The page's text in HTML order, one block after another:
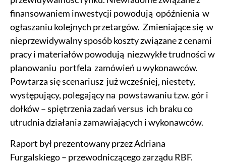
finansowaniem inwestycji powodują opóźnienia w
ogłaszaniu kolejnych przetargów. Zmieniające się w
nieprzewidywalny sposób koszty związane z cenami
pracy i materiałów powodują niezwykłe trudności w
planowaniu portfela zamówień u wykonawców.
Powtarza się scenariusz już wcześniej, niestety,
występujący, polegający na powstawaniu tzw. gór i
dołków – spiętrzenia zadań versus ich braku co
utrudnia działania zamawiających i wykonawców.
Raport był prezentowany przez Adriana
Furgalskiego – przewodniczącego zarządu RBF.